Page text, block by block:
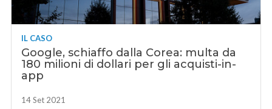
IL CASO
Google, schiaffo dalla Corea: multa da
180 milioni di dollari per gli acquisti-in-
app
14 Set 2021